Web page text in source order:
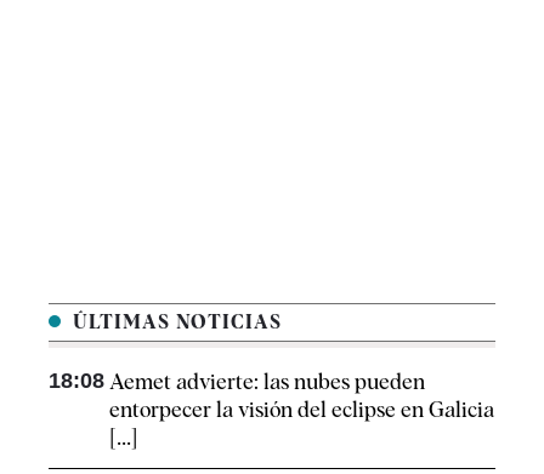
ÚLTIMAS NOTICIAS
18:08 Aemet advierte: las nubes pueden
entorpecer la visión del eclipse en Galicia
[...]